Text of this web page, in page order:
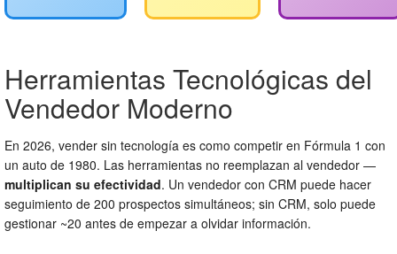
Herramientas Tecnológicas del
Vendedor Moderno
En 2026, vender sin tecnología es como competir en Fórmula 1 con
un auto de 1980. Las herramientas no reemplazan al vendedor —
multiplican su efectividad. Un vendedor con CRM puede hacer
seguimiento de 200 prospectos simultáneos; sin CRM, solo puede
gestionar ~20 antes de empezar a olvidar información.